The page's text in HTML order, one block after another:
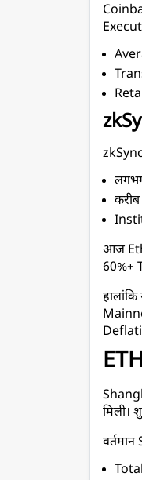
आज
60%+
मिली।